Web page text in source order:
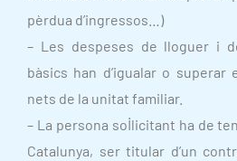
pèrdua d’ingressos…)
– Les despeses de lloguer i
bàsics han d’igualar o superar
nets de la unitat familiar.
– La persona sol·licitant ha de
Catalunya, ser titular d’un